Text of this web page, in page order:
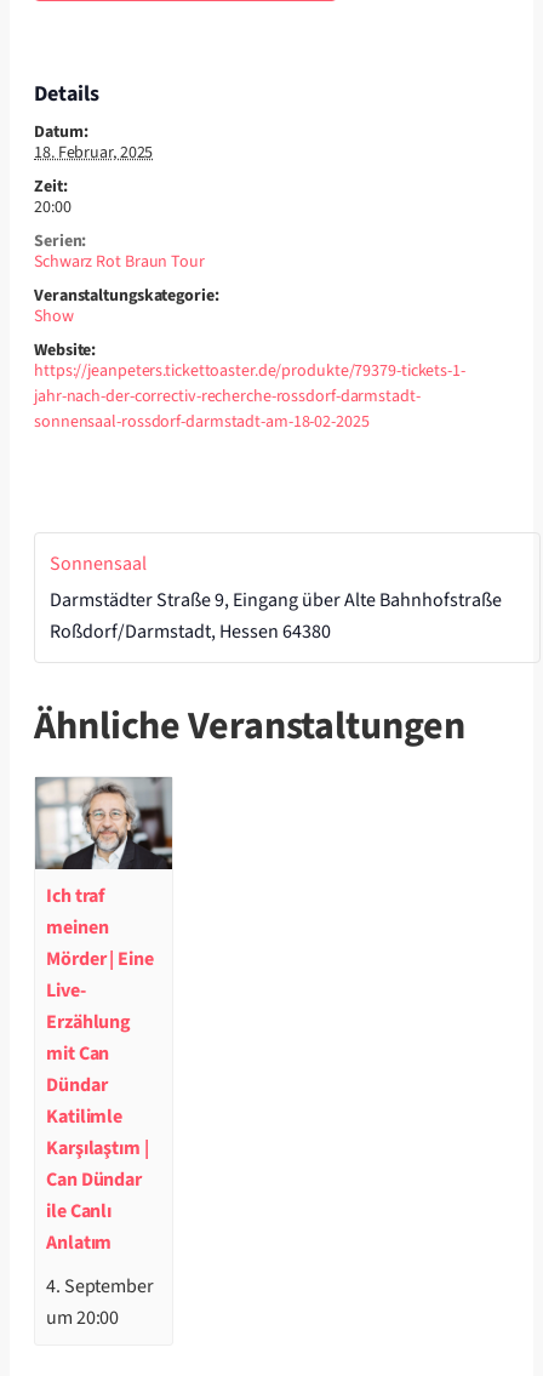
Details
Datum:
18. Februar, 2025
Zeit:
20:00
Serien:
Schwarz Rot Braun Tour
Veranstaltungskategorie:
Show
Website:
https://jeanpeters.tickettoaster.de/produkte/79379-tickets-1-
jahr-nach-der-correctiv-recherche-rossdorf-darmstadt-
sonnensaal-rossdorf-darmstadt-am-18-02-2025
Sonnensaal
Darmstädter Straße 9, Eingang über Alte Bahnhofstraße
Roßdorf/Darmstadt,Hessen64380
Ähnliche Veranstaltungen
Ich traf
meinen
Mörder | Eine
Live-
Erzählung
mit Can
Dündar
Katilimle
Karşılaştım |
Can Dündar
ile Canlı
Anlatım
4. September
um 20:00